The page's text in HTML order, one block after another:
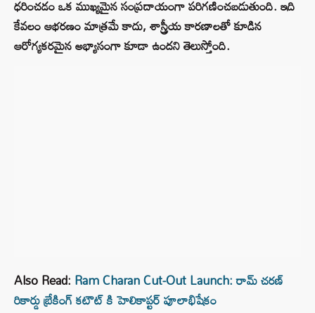
ధరించడం ఒక ముఖ్యమైన సంప్రదాయంగా పరిగణించబడుతుంది. ఇది
కేవలం ఆభరణం మాత్రమే కాదు, శాస్త్రీయ కారణాలతో కూడిన
ఆరోగ్యకరమైన అభ్యాసంగా కూడా ఉందని తెలుస్తోంది.
Also Read: Ram Charan Cut-Out Launch: రామ్ చరణ్
రికార్డు బ్రేకింగ్ కటౌట్ కి హెలికాప్టర్ పూలాభిషేకం